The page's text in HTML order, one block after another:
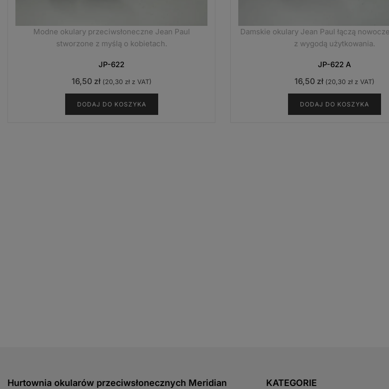
Modne okulary przeciwsłoneczne Jean Paul
stworzone z myślą o kobietach.
JP-622
16,50 zł (20,30 złz VAT)
DODAJ DO KOSZYKA
Damskie okulary Jean Paul łączą
z wygodą użytkowania.
JP-622 A
16,50 zł (20,30 złz VAT)
DODAJ DO KOSZYKA
Hurtownia okularów przeciwsłonecznych Meridian KATEGORIE